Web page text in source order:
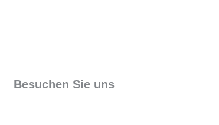
Besuchen Sie uns